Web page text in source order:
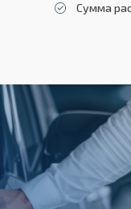
Сумма